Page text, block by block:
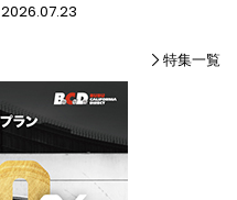
2026.07.23
特集一覧